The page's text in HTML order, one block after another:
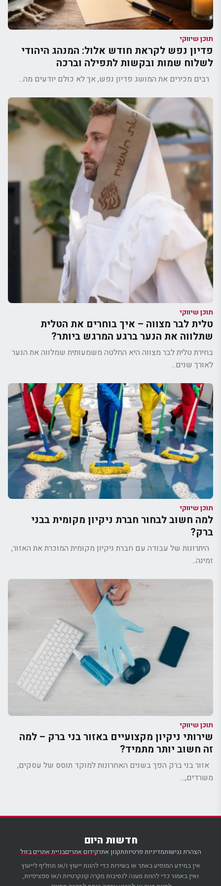
תוכן שיווקי
פדיון נפש לקראת חודש אלול: המנהג היהודי
לשלוח שמות ובקשות לתפילה וברכה
רבים מכירים את המושג פדיון נפש, אך לא כולם יודעים מה...
תוכן שיווקי
טלית לבר מצווה – איך בוחרים את הטלית
שתלווה את הנער ברגע המרגש ביותר?
בחירת טלית לבר מצווה היא החלטה משמעותית שמלווה את הנער
לאורך שנים...
תוכן שיווקי
למה חשוב לבחור חברת ניקיון מקומית בבני
ברק?
היתרונות של עבודה עם חברת ניקיון מקומית המוכרת את האזור,
זמינה...
תוכן שיווקי
שירותי ניקיון מקצועיים באזור בני ברק – למה
זה חשוב יותר מתמיד?
אזור בני ברק הפך בשנים האחרונות למוקד תוסס של עסקים,
משרדים,...
חדשות היום
הצהרת נגישותמדיניות פרטיותתקנון אתרקידום אתריםבניית אתרים בזול
אין במידע המופיע באתר או בשירות כדי להוות ייעוץ ו/או תחליף לייעוץ
ואין באמור כדי להוות מענה לנסיבות מקרה קונקרטיות ו/או ספציפיות,